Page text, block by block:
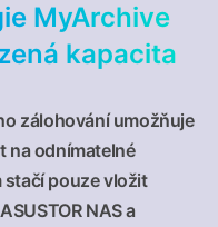
MyArchive
kapacita
zálohování umožňuje
na odnímatelné
stačí pouze vložit
NAS a